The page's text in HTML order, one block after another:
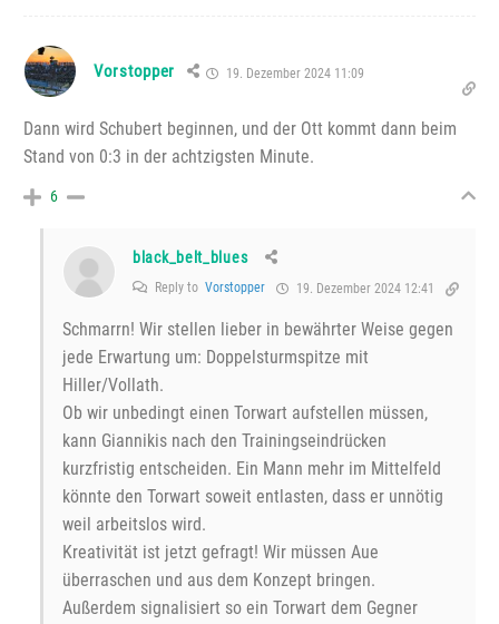
Vorstopper 19. Dezember 2024 11:09
Dann wird Schubert beginnen, und der Ott kommt dann beim
Stand von 0:3 in der achtzigsten Minute.
6
black_belt_blues
Reply to Vorstopper 19. Dezember 2024 12:41
Schmarrn! Wir stellen lieber in bewährter Weise gegen
jede Erwartung um: Doppelsturmspitze mit
Hiller/Vollath.
Ob wir unbedingt einen Torwart aufstellen müssen,
kann Giannikis nach den Trainingseindrücken
kurzfristig entscheiden. Ein Mann mehr im Mittelfeld
könnte den Torwart soweit entlasten, dass er unnötig
weil arbeitslos wird.
Kreativität ist jetzt gefragt! Wir müssen Aue
überraschen und aus dem Konzept bringen.
Außerdem signalisiert so ein Torwart dem Gegner